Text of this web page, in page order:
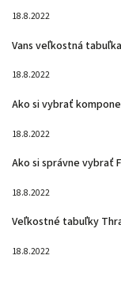
18.8.2022
Vans veľkostná tabuľka
18.8.2022
Ako si vybrať
18.8.2022
Ako si správne vybrať
18.8.2022
Veľkostné tabuľky
18.8.2022